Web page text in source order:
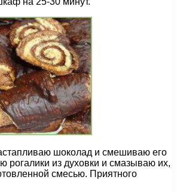
шоколад и смешиваю его
рогалики из духовки и смазываю их,
смесью. Приятного